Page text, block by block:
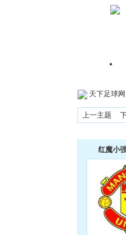
天下足球网
上一主题
红魔小